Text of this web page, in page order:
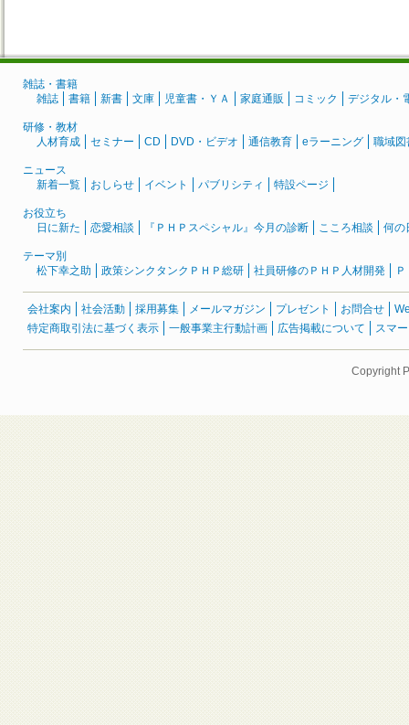
雑誌・書籍
雑誌
書籍 新書 文庫 児童書・ＹＡ 家庭通販 コミック デジタル・
研修・教材
人材育成
セミナー CD DVD・ビデオ 通信教育 eラーニング 職域図
ニュース
新着一覧
おしらせ イベント パブリシティ 特設ページ
お役立ち
日に新た
恋愛相談 『ＰＨＰスペシャル』今月の診断 こころ相談 何の
テーマ別
松下幸之助
政策シンクタンクＰＨＰ総研 社員研修のＰＨＰ人材開発
会社案内 社会活動 採用募集 メールマガジン プレゼント お問合せ
特定商取引法に基づく表示
一般事業主行動計画 広告掲載について スマ
Copyright